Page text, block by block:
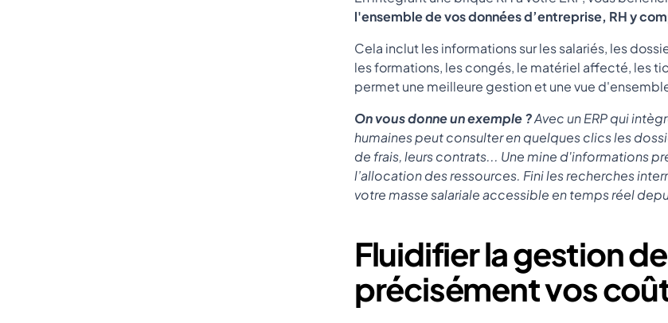
l'ensemble de vos données d’entreprise, RH y
Cela inclut les informations sur les salariés, les
les formations, les congés, le matériel affecté, les
permet une meilleure gestion et une vue
On vous donne un exemple ?Avec un ERP qui
humaines peut consulter en quelques clics les
de frais, leurs contrats... Une mine d'informations
l’allocation des ressources. Fini les recherches
votre masse salariale accessible en temps réel
Fluidifier la gestion
précisément vos